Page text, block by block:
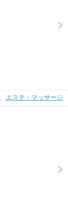
エステ・マッサージ